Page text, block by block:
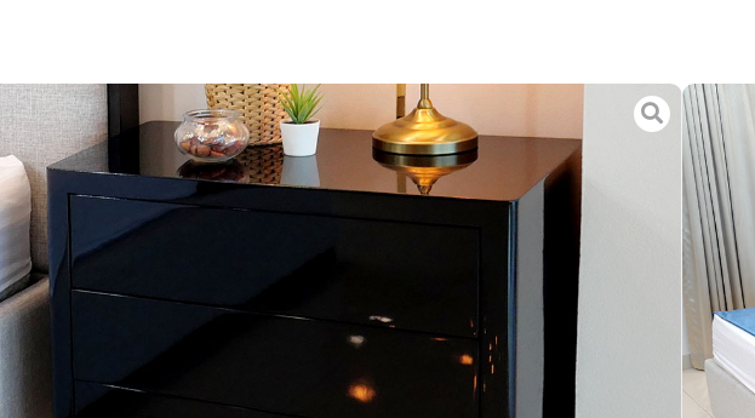
หน้าหลัก/ร้านค้า / ห้องนอน/ตู้ข้างเตียง / ตู้ข้างเตียง GF-NS-04
ตู้ข้างเตียง GF-NS-04
รูปแบบ: ตู้ข้างเตียง
ขนาด
W70 x D45 x H65 cm
หมายเหตุ
งานทำสีไฮกรอส ลิ้นชัก 3 ชั้น แบบกดเด้งเปิด ขาสแตน